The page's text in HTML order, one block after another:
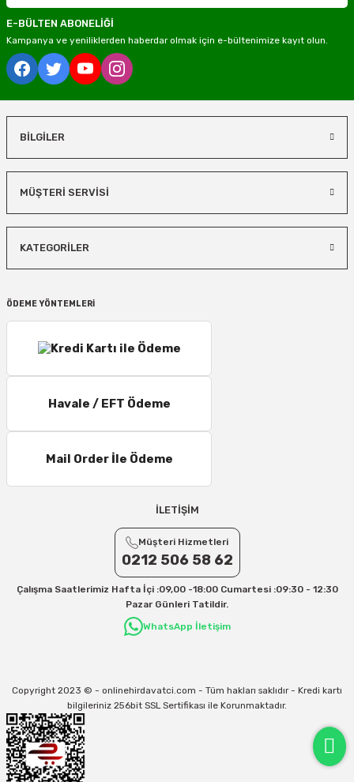
E-BÜLTEN ABONELİĞİ
Kampanya ve yeniliklerden haberdar olmak için e-bültenimize kayıt olun.
BİLGİLER
MÜŞTERİ SERVİSİ
KATEGORİLER
ÖDEME YÖNTEMLERİ
Havale / EFT Ödeme
Mail Order İle Ödeme
İLETİŞİM
Müşteri Hizmetleri
0212 506 58 62
Çalışma Saatlerimiz Hafta İçi :09,00 -18:00 Cumartesi :09:30 - 12:30
Pazar Günleri Tatildir.
WhatsApp İletişim
Copyright 2023 © - onlinehirdavatci.com - Tüm hakları saklıdır - Kredi kartı
bilgileriniz 256bit SSL Sertifikası ile Korunmaktadır.